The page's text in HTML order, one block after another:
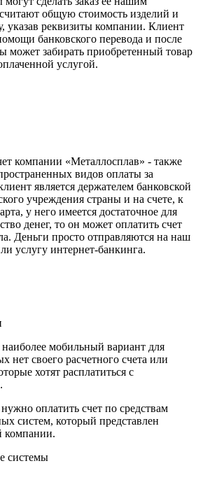
общую стоимость изделий и
указав реквизиты компании. Клиент
банковского перевода и после
может забирать приобретенный товар
услугой.
компании «Металлосплав» - также
видов оплаты за
является держателем банковской
учреждения страны и на счете, к
у него имеется достаточное для
денег, то он может оплатить счет
Деньги просто отправляются на наш
услугу интернет-банкинга.
мобильный вариант для
нет своего расчетного счета или
хотят расплатиться с
оплатить счет по средствам
систем, который представлен
компании.
системы